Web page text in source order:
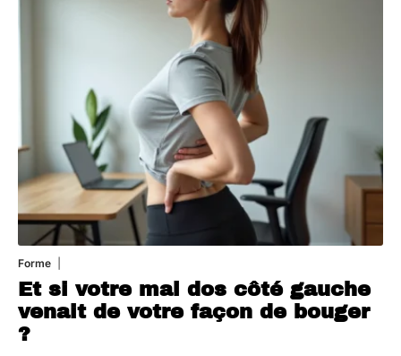
Forme
Et si votre mal dos côté gauche
venait de votre façon de bouger
?